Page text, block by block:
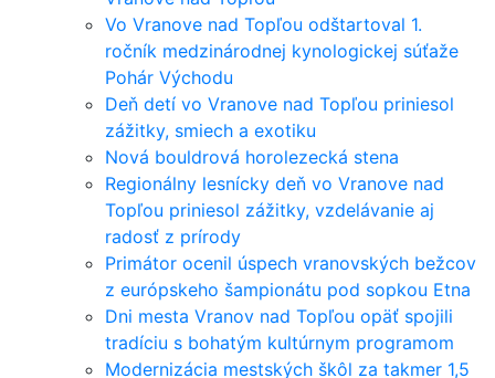
Vo Vranove nad Topľou odštartoval 1.
ročník medzinárodnej kynologickej súťaže
Pohár Východu
Deň detí vo Vranove nad Topľou priniesol
zážitky, smiech a exotiku
Nová bouldrová horolezecká stena
Regionálny lesnícky deň vo Vranove nad
Topľou priniesol zážitky, vzdelávanie aj
radosť z prírody
Primátor ocenil úspech vranovských bežcov
z európskeho šampionátu pod sopkou Etna
Dni mesta Vranov nad Topľou opäť spojili
tradíciu s bohatým kultúrnym programom
Modernizácia mestských škôl za takmer 1,5